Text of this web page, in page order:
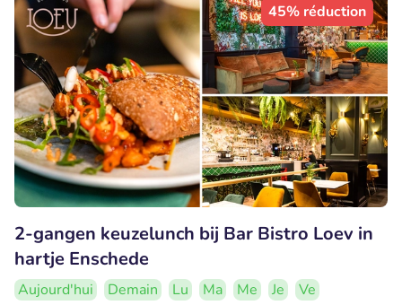
45% réduction
2-gangen keuzelunch bij Bar Bistro Loev in
hartje Enschede
Aujourd'hui Demain Lu Ma Me Je
Ve